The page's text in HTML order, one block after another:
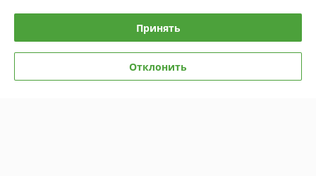
Принять
Отклонить